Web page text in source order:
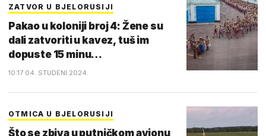
ZATVOR U BJELORUSIJI
Pakao u koloniji broj 4: Žene su
dali zatvoriti u kavez, tuš im
dopuste 15 minu…
10:17 04. STUDENI 2024.
OTMICA U BJELORUSIJI
Što se zbiva u putničkom avionu